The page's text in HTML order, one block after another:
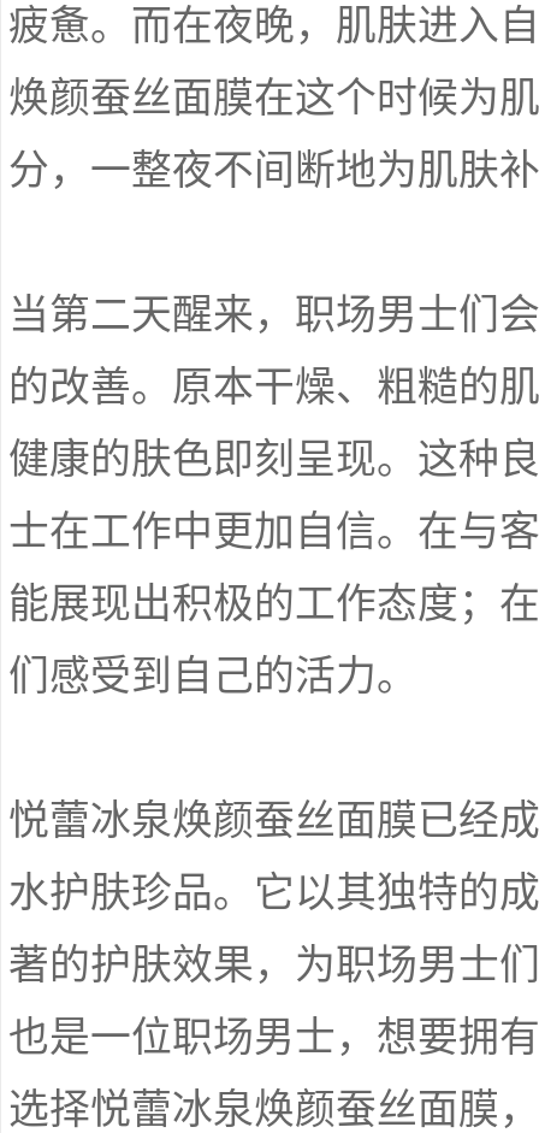
疲惫。而在夜晚，肌肤进入
焕颜蚕丝面膜在这个时候为
分，一整夜不间断地为肌肤
当第二天醒来，职场男士们
的改善。原本干燥、粗糙的
健康的肤色即刻呈现。这种
士在工作中更加自信。在与
能展现出积极的工作态度；
们感受到自己的活力。
悦蕾冰泉焕颜蚕丝面膜已经
水护肤珍品。它以其独特的
著的护肤效果，为职场男士
也是一位职场男士，想要拥
选择悦蕾冰泉焕颜蚕丝面膜